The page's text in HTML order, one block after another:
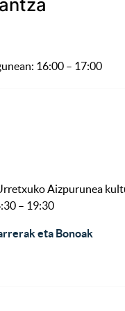
16:00 – 17:00
Aizpurunea
– 19:30
eta Bonoak